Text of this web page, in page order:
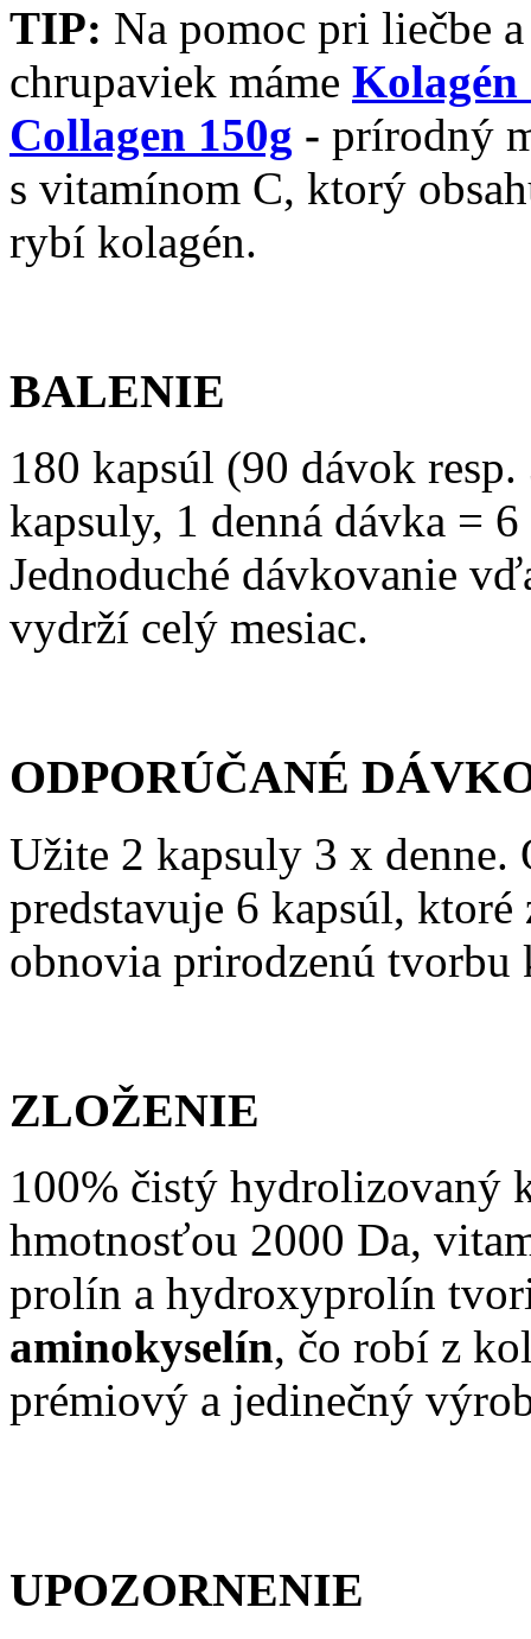
TIP: Na pomoc pri liečbe
chrupaviek máme
Collagen 150g - prírodný
s vitamínom C, ktorý
rybí kolagén.
BALENIE
180 kapsúl (90 dávok
kapsuly, 1 denná dávka =
Jednoduché dávkovanie
vydrží celý mesiac.
ODPORÚČANÉ
Užite 2 kapsuly 3 x denne.
predstavuje 6 kapsúl,
obnovia prirodzenú tvorbu
ZLOŽENIE
100% čistý hydrolizovaný
hmotnosťou 2000 Da,
prolín a hydroxyprolín
aminokyselín, čo robí z
prémiový a jedinečný
UPOZORNENIE